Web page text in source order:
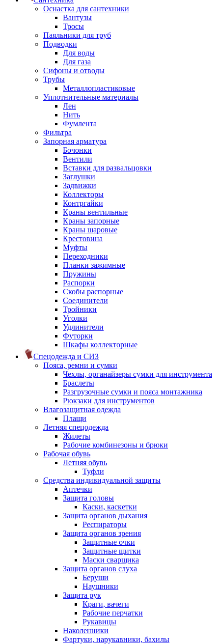
Оснастка для сантехники
Вантузы
Тросы
Паяльники для труб
Подводки
Для воды
Для газа
Сифоны и отводы
Трубы
Металлопластиковые
Уплотнительные материалы
Лен
Нить
Фумлента
Фильтра
Запорная арматура
Бочонки
Вентили
Вставки для развальцовки
Заглушки
Задвижки
Коллекторы
Контргайки
Краны вентильные
Краны запорные
Краны шаровые
Крестовина
Муфты
Переходники
Планки зажимные
Пружины
Распорки
Скобы распорные
Соединители
Тройники
Уголки
Удлинители
Футорки
Шкафы коллекторные
Спецодежда и СИЗ
Пояса, ремни и сумки
Чехлы, органайзеры сумки для инструмента
Браслеты
Разгрузочные сумки и пояса монтажника
Рюкзаки для инструментов
Влагозащитная одежда
Плащи
Летняя спецодежда
Жилеты
Рабочие комбинезоны и брюки
Рабочая обувь
Летняя обувь
Туфли
Средства индивидуальной защиты
Аптечки
Защита головы
Каски, каскетки
Защита органов дыхания
Респираторы
Защита органов зрения
Защитные очки
Защитные щитки
Маски сварщика
Защита органов слуха
Беруши
Наушники
Защита рук
Краги, вачеги
Рабочие перчатки
Рукавицы
Наколенники
Фартуки, нарукавники, бахилы